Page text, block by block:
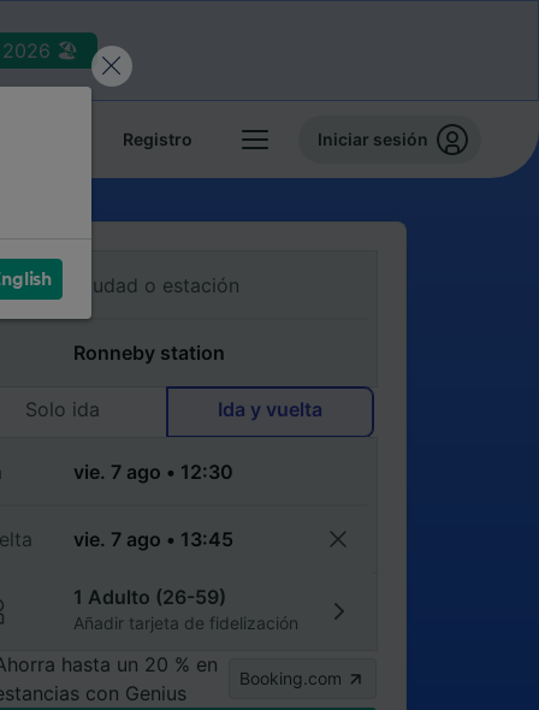
2026 🏖️
Registro Iniciar sesión
Solo ida Ida y vuelta
1 Adulto (26-59)
Añadir tarjeta de fidelización
hasta un 20 % en
con Genius
Booking.com